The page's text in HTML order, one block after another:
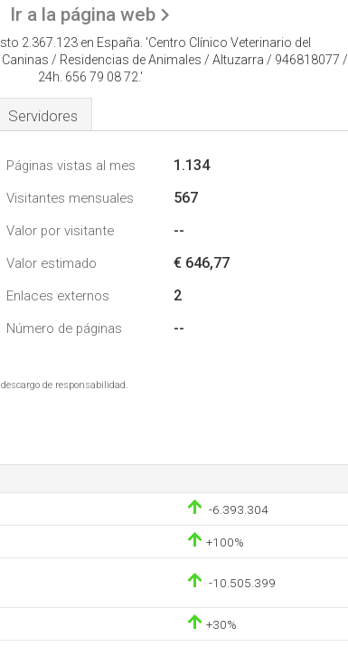
Ir a la página web
2.367.123 en España. 'Centro Clínico Veterinario del
/ Residencias de Animales / Altuzarra / 946818077 /
24h. 656 79 08 72.'
Servidores
Páginas vistas al mes 1.134
Visitantes mensuales 567
Valor por visitante --
Valor estimado € 646,77
Enlaces externos 2
Número de páginas --
de responsabilidad.
-6.393.304
+100%
-10.505.399
+30%